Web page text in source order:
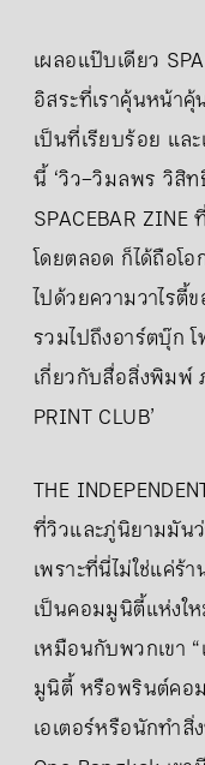
เผลอแป๊บเดียว
อิสระที่เราคุ้นหน้า
เป็นที่เรียบร้อย แล
นี้ ‘วิว–วิมลพร วิสิ
SPACEBAR
โดยตลอด ก็ได้ถือโ
ไปด้วยความวาไร
รวมไปถึงอาร์ตบุ๊ก
เกี่ยวกับสื่อสิ่งพิมพ์
PRINT CLUB’
THE
ที่วิวและภู่นิยามมัน
เพราะที่นี่ไม่ใช่แค่ร้
เป็นคอมมูนิตี้แห่งใ
เหมือนกับพวกเขา
มูนิตี้ หรือพรินต์คอ
เอเตอร์หรือนักทำ